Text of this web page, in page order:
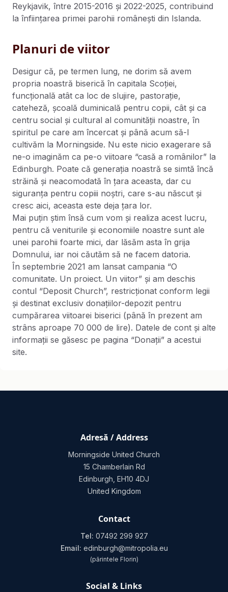
Reykjavik, între 2015-2016 și 2022-2025, contribuind
la înființarea primei parohii românești din Islanda.
Planuri de viitor
Desigur că, pe termen lung, ne dorim să avem
propria noastră biserică în capitala Scoției,
funcțională atât ca loc de slujire, pastorație,
cateheză, școală duminicală pentru copii, cât și ca
centru social și cultural al comunității noastre, în
spiritul pe care am încercat și până acum să-l
cultivăm la Morningside. Nu este nicio exagerare să
ne-o imaginăm ca pe-o viitoare “casă a românilor” la
Edinburgh. Poate că generația noastră se simtă încă
străină și neacomodată în țara aceasta, dar cu
siguranța pentru copiii noștri, care s-au născut și
cresc aici, aceasta este deja țara lor.
Mai puțin știm însă cum vom și realiza acest lucru,
pentru că veniturile și economiile noastre sunt ale
unei parohii foarte mici, dar lăsăm asta în grija
Domnului, iar noi căutăm să ne facem datoria.
În septembrie 2021 am lansat campania “O
comunitate. Un proiect. Un viitor” și am deschis
contul “Deposit Church”, restricționat conform legii
și destinat exclusiv donațiilor-depozit pentru
cumpărarea viitoarei biserici (până în prezent am
strâns aproape 70 000 de lire). Datele de cont și alte
informații se găsesc pe pagina “Donații” a acestui
site.
Adresă / Address
Morningside United Church
15 Chamberlain Rd
Edinburgh, EH10 4DJ
United Kingdom
Contact
Tel: 07492 299 927
Email: edinburgh@mitropolia.eu
(părintele Florin)
Social & Links